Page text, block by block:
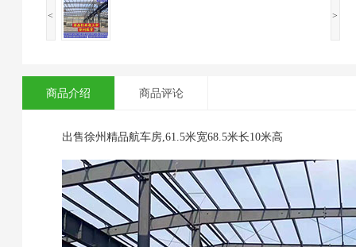
< >
商品介绍 商品评论
出售徐州精品航车房,61.5米宽68.5米长10米高